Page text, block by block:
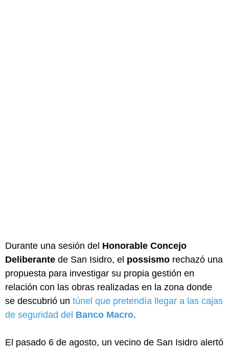
Durante una sesión del Honorable Concejo
Deliberante de San Isidro, el possismo rechazó una
propuesta para investigar su propia gestión en
relación con las obras realizadas en la zona donde
se descubrió un túnel que pretendía llegar a las cajas
de seguridad del Banco Macro.
El pasado 6 de agosto, un vecino de San Isidro alertó